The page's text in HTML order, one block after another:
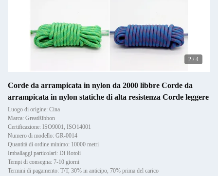
2 / 4
Corde da arrampicata in nylon da 2000 libbre Corde da
arrampicata in nylon statiche di alta resistenza Corde leggere
Luogo di origine: Cina
Marca: GreatRibbon
Certificazione: ISO9001, ISO14001
Numero di modello: GR-0014
Quantità di ordine minimo: 10000 metri
Imballaggi particolari: Di Rotoli
Tempi di consegna: 7-10 giorni
Termini di pagamento: T/T, 30% in anticipo, 70% prima del carico